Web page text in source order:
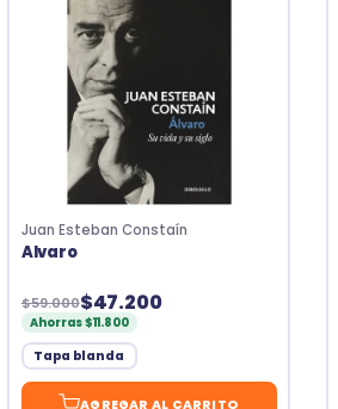
Juan Esteban Constaín
Alvaro
$59.000$47.200
Ahorras $11.800
Tapa blanda
AGREGAR AL CARRITO